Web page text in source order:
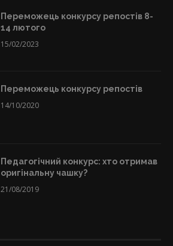
Переможець конкурсу репостів 8-
14 лютого
15/02/2023
Переможець конкурсу репостів
14/10/2020
Педагогічний конкурс: хто отримав
оригінальну чашку?
21/08/2019